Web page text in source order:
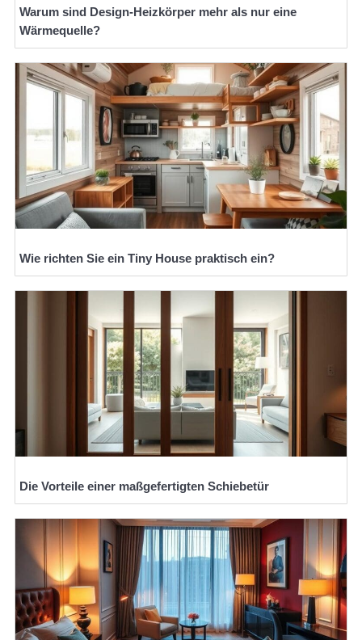
Warum sind Design-Heizkörper mehr als nur eine
Wärmequelle?
Wie richten Sie ein Tiny House praktisch ein?
Die Vorteile einer maßgefertigten Schiebetür